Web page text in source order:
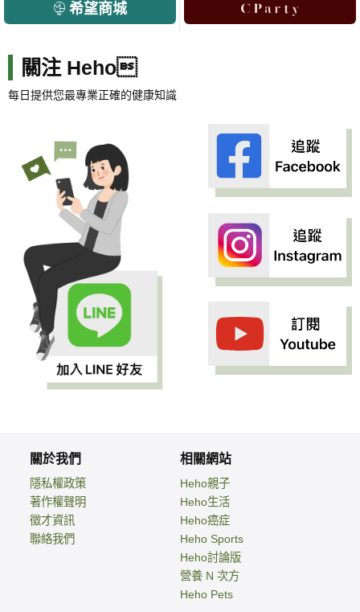
希望商城
關注 Heho
每日提供您最專業正確的健康知識
關於我們
隱私權政策
著作權聲明
徵才資訊
聯絡我們
相關網站
Heho親子
Heho生活
Heho癌症
Heho Sports
Heho討論版
營養 N 次方
Heho Pets